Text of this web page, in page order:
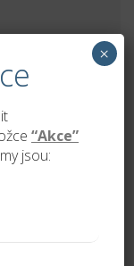
nebo napsat
“Akce”
jsou:
×